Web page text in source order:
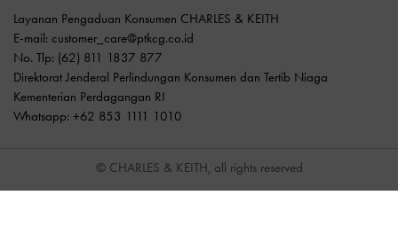
Layanan Pengaduan Konsumen CHARLES & KEITH
E-mail: customer_care@ptkcg.co.id
No. Tlp: (62) 811 1837 877
Direktorat Jenderal Perlindungan Konsumen dan Tertib Niaga
Kementerian Perdagangan RI
Whatsapp: +62 853 1111 1010
© CHARLES & KEITH, all rights reserved